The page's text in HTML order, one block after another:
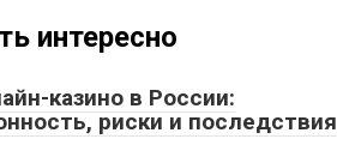
интересно
казино в России:
риски и последствия